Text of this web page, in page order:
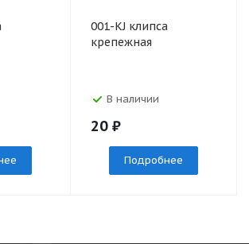
001-KJ клипса
крепежная
В наличии
20 ₽
Подробнее